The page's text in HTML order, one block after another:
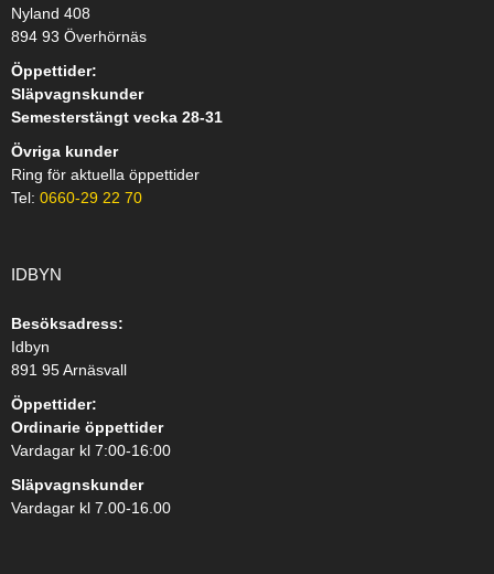
Nyland 408
894 93 Överhörnäs
Öppettider:
Släpvagnskunder
Semesterstängt vecka 28-31
Övriga kunder
Ring för aktuella öppettider
Tel: 0660-29 22 70
IDBYN
Besöksadress:
Idbyn
891 95 Arnäsvall
Öppettider:
Ordinarie öppettider
Vardagar kl 7:00-16:00
Släpvagnskunder
Vardagar kl 7.00-16.00